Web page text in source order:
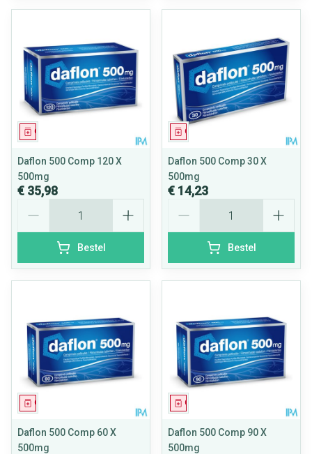
Geneesmiddel
Daflon 500 Comp 120 X
500mg
€ 35,98
Bestel
Geneesmiddel
Daflon 500 Comp 30 X
500mg
€ 14,23
Bestel
Geneesmiddel
Daflon 500 Comp 60 X
500mg
Geneesmiddel
Daflon 500 Comp 90 X
500mg